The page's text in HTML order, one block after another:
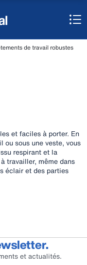
de travail robustes
et faciles à porter. En
ou sous une veste, vous
respirant et la
travailler, même dans
éclair et des parties
et actualités.